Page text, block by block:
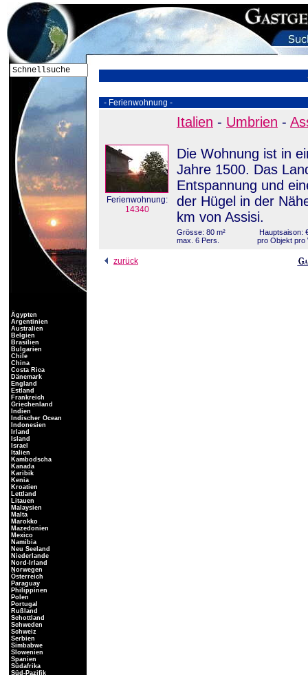
- Ferienwohnung -
Ferienwohnung:
14340
Italien - Umbrien -
Die Wohnung ist in
Jahre 1500. Das
Entspannung und
der Hügel in der
km von Assisi.
Grösse: 80 m²
max. 6 Pers.
Hauptsaison:
pro Objekt pro
zurück
Ägypten
Argentinien
Australien
Belgien
Brasilien
Bulgarien
Chile
China
Costa Rica
Dänemark
England
Estland
Frankreich
Griechenland
Indien
Indischer Ocean
Indonesien
Irland
Island
Israel
Italien
Kambodscha
Kanada
Karibik
Kenia
Kroatien
Lettland
Litauen
Malaysien
Malta
Marokko
Mazedonien
Mexico
Namibia
Neu Seeland
Niederlande
Nord-Irland
Norwegen
Österreich
Paraguay
Philippinen
Polen
Portugal
Rußland
Schottland
Schweden
Schweiz
Serbien
Simbabwe
Slowenien
Spanien
Südafrika
Süd-Pazifik